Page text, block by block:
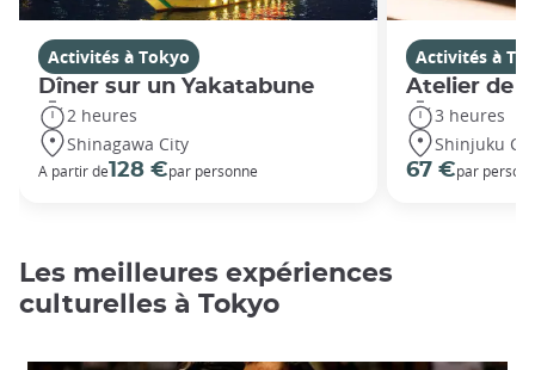
Activités à Tokyo
Dîner sur un Yakatabune
2 heures
Shinagawa City
A partir de128 €par personne
Activités à
Atelier de
3 heures
Shinjuku
67 €par
Les meilleures expériences
culturelles à Tokyo